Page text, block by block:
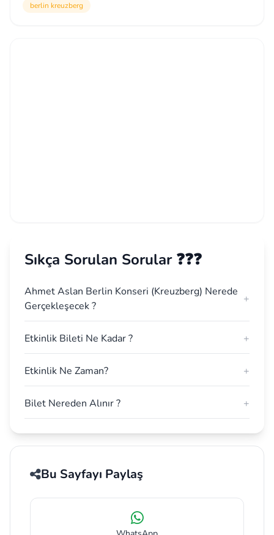
berlin kreuzberg
Sıkça Sorulan Sorular ❓❓❓
Ahmet Aslan Berlin Konseri (Kreuzberg) Nerede
Gerçekleşecek ?
+
Etkinlik Bileti Ne Kadar ? +
Etkinlik Ne Zaman? +
Bilet Nereden Alınır ? +
Bu Sayfayı Paylaş